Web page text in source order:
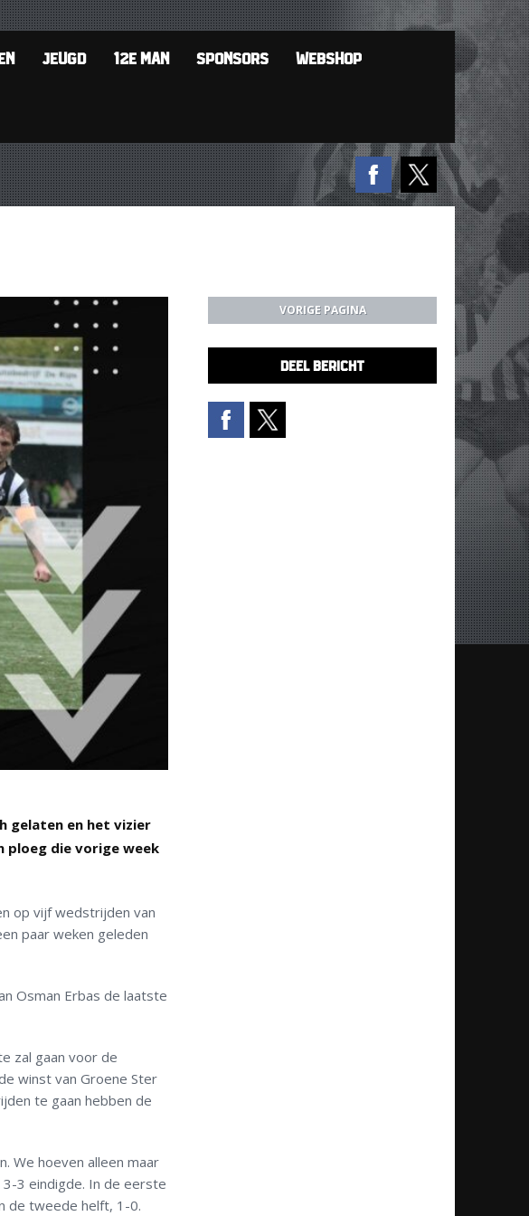
JEUGD 12E MAN SPONSORS WEBSHOP
gelaten en het vizier
ploeg die vorige week
op vijf wedstrijden van
paar weken geleden
Osman Erbas de laatste
zal gaan voor de
winst van Groene Ster
te gaan hebben de
We hoeven alleen maar
3 eindigde. In de eerste
de tweede helft, 1-0.
VORIGE PAGINA
DEEL BERICHT